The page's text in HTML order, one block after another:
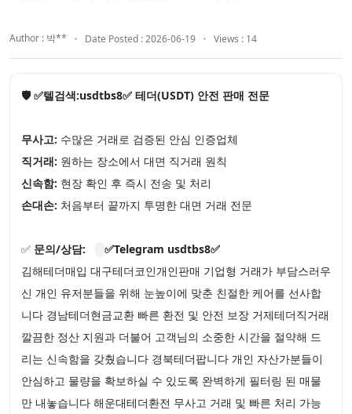
Author : 박** Date Posted : 2026-06-19 Views : 14
🛡️ ✅텔검색:usdtbs8✅ 테더(USDT) 안전 판매 전문
무사고: 수많은 거래로 검증된 안심 인증업체
직거래: 원하는 장소에서 대면 직거래 원칙
신속함: 현장 확인 후 즉시 전송 및 처리
손대손: 처음부터 끝까지 투명한 대면 거래 전문
✅ 문의/상담:
✅Telegram usdtbs8✅
김해테더매입 대구테더코인개인판매 기업형 거래가 부담스러우
신 개인 유저분들을 위해 눈높이에 맞춘 친절한 케어를 선사합
니다 경남테더현금교환 빠른 환전 및 안전 보장 거제테더직거래
깔끔한 정산 지원과 더불어 고객님의 소중한 시간을 절약해 드
리는 신속함을 갖췄습니다 경북테더팝니다 개인 자산가분들이
안심하고 물량을 확보하실 수 있도록 완벽하게 필터링 된 매물
만 내놓습니다 해운대테더환전 무사고 거래 및 빠른 처리 가능